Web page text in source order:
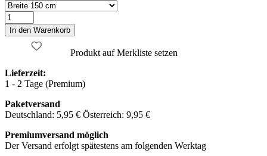
Produkt auf Merkliste setzen
Lieferzeit:
1 - 2 Tage (Premium)
Paketversand
Deutschland: 5,95 € Österreich: 9,95 €
Premiumversand möglich
Der Versand erfolgt spätestens am folgenden Werktag